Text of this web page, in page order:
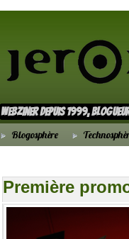
webziner depuis 1999,
Blogosphère
Première